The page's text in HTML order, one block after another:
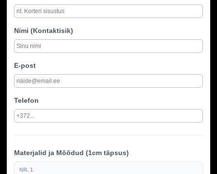
Nimi (Kontaktisik)
E-post
Telefon
Materjalid ja Mõõdud (1cm täpsus)
NR. 1